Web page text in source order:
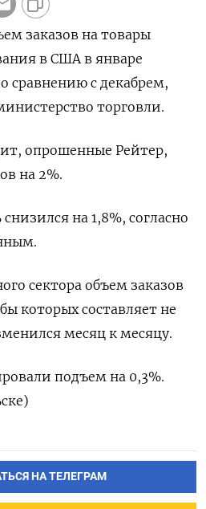
заказов на товары
в США в январе
сравнению с декабрем,
торговли.
опрошенные Рейтер,
на 2%.
на 1,8%, согласно
сектора объем заказов
которых составляет не
месяц к месяцу.
подъем на 0,3%.
НА ТЕЛЕГРАМ